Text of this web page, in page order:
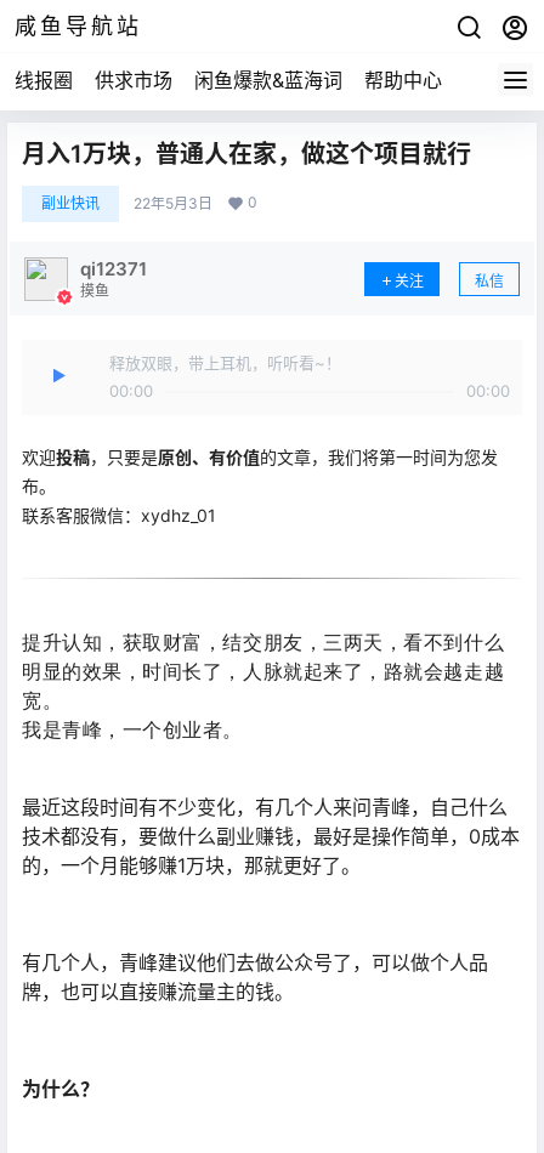
咸鱼导航站
线报圈 供求市场 闲鱼爆款&蓝海词 帮助中心
月入1万块，普通人在家，做这个项目就行
副业快讯 22年5月3日 0
qi12371
摸鱼
关注 私信
释放双眼，带上耳机，听听看~！
00:00
00:00
欢迎投稿，只要是原创、有价值的文章，我们将第一时间为您发
布。
联系客服微信：xydhz_01
提升认知，获取财富，结交朋友 ，三两天，看不到什么
明显的效果，时间长了，人脉就起来了，路就会越走越
宽。
我是青峰，一个创业者。
最近这段时间有不少变化，有几个人来问青峰，自己什么
技术都没有，要做什么副业赚钱，最好是操作简单，0成本
的，一个月能够赚1万块，那就更好了。
有几个人，青峰建议他们去做公众号了，可以做个人品
牌，也可以直接赚流量主的钱。
为什么？